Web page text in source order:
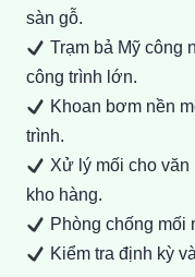
sàn gỗ.
Trạm bả Mỹ công
công trình lớn.
Khoan bơm nền
trình.
Xử lý mối cho
kho hàng.
Phòng chống mối
Kiểm tra định kỳ